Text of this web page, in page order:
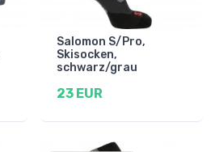
Salomon S/Pro,
Skisocken,
schwarz/grau
23 EUR